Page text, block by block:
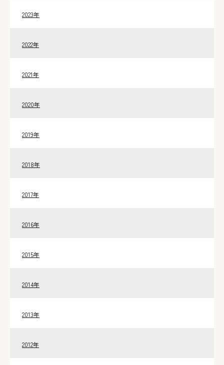
2023年
2022年
2021年
2020年
2019年
2018年
2017年
2016年
2015年
2014年
2013年
2012年